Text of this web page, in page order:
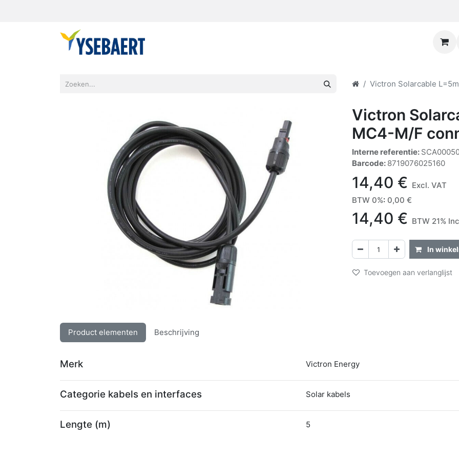
Victron Solarcable
Victron
MC4-M/F
Interne referentie:
Barcode: 8719076025160
14,40 € Excl. VAT
BTW 0%: 0,00 €
14,40 € BTW 21%
In
Toevoegen aan verlanglijst
Product elementen Beschrijving
Merk Victron Energy
Categorie kabels en interfaces Solar kabels
Lengte (m) 5